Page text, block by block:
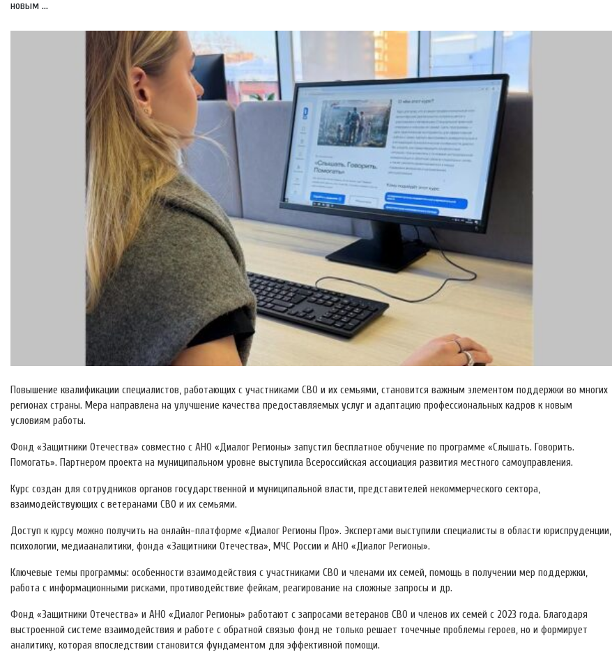
новым ...
Повышение квалификации специалистов, работающих с участниками СВО и их семьями, становится важным элементом поддержки во многих
регионах страны. Мера направлена на улучшение качества предоставляемых услуг и адаптацию профессиональных кадров к новым
условиям работы.
Фонд «Защитники Отечества» совместно с АНО «Диалог Регионы» запустил бесплатное обучение по программе «Слышать. Говорить.
Помогать». Партнером проекта на муниципальном уровне выступила Всероссийская ассоциация развития местного самоуправления.
Курс создан для сотрудников органов государственной и муниципальной власти, представителей некоммерческого сектора,
взаимодействующих с ветеранами СВО и их семьями.
Доступ к курсу можно получить на онлайн-платформе «Диалог Регионы Про». Экспертами выступили специалисты в области юриспруденции,
психологии, медиааналитики, фонда «Защитники Отечества», МЧС России и АНО «Диалог Регионы».
Ключевые темы программы: особенности взаимодействия с участниками СВО и членами их семей, помощь в получении мер поддержки,
работа с информационными рисками, противодействие фейкам, реагирование на сложные запросы и др.
Фонд «Защитники Отечества» и АНО «Диалог Регионы» работают с запросами ветеранов СВО и членов их семей с 2023 года. Благодаря
выстроенной системе взаимодействия и работе с обратной связью фонд не только решает точечные проблемы героев, но и формирует
аналитику, которая впоследствии становится фундаментом для эффективной помощи.